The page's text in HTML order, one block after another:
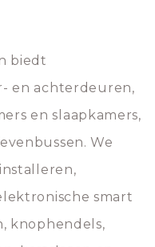
biedt
en achterdeuren,
en slaapkamers,
We
smart
knophendels,